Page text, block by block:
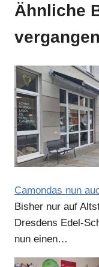
Ähnliche
Camondas nun
Bisher nur auf
Dresdens Edel-
nun einen…